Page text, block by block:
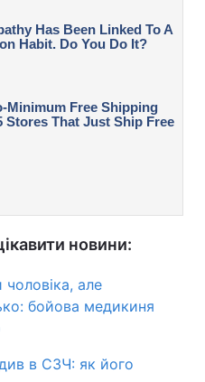
новини:
але
бойова медикиня
в СЗЧ: як його